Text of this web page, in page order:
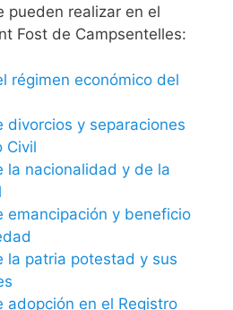
pueden realizar en el
Fost de Campsentelles:
régimen económico del
divorcios y separaciones
Civil
la nacionalidad y de la
emancipación y beneficio
la patria potestad y sus
adopción en el Registro